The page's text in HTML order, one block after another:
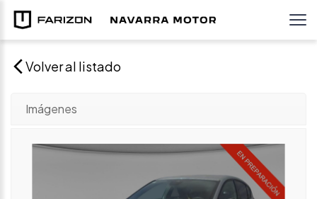
Volver al listado
Imágenes